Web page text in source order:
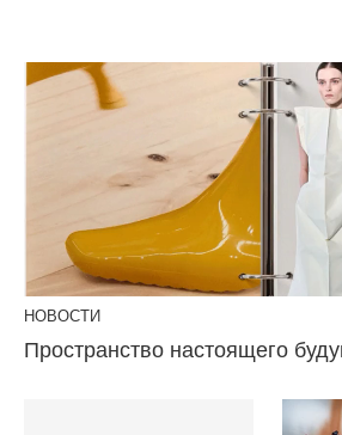
НОВОСТИ
Пространство настоящего